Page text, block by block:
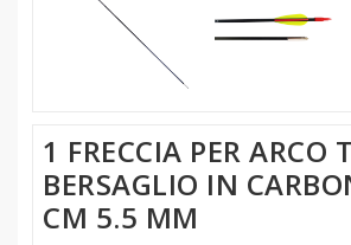
1 FRECCIA PER ARCO
BERSAGLIO IN
CM 5.5 MM